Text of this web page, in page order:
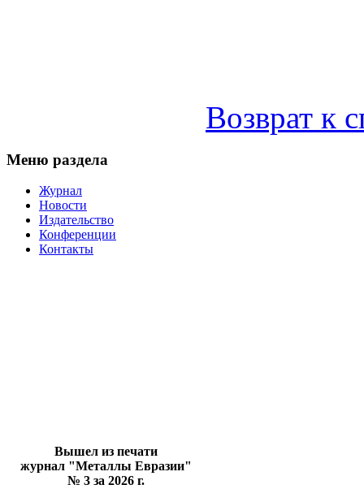
Возврат к
Меню раздела
Журнал
Новости
Издательство
Конференции
Контакты
Вышел из печати
журнал "Металлы Евразии"
№ 3 за 2026 г.